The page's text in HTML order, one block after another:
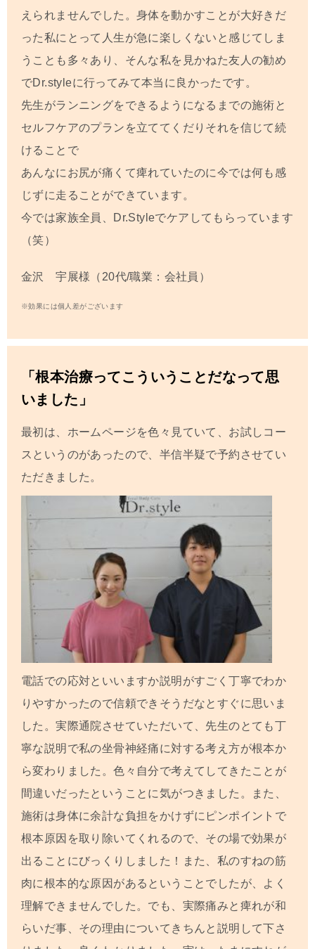
えられませんでした。 身体を動かすことが大好きだ
った私にとって人生が急に楽しくないと感じてしま
うことも多々あり、そんな私を見かねた友人の勧め
でDr.styleに行ってみて本当に良かったです。
先生がランニングをできるようになるまでの施術と
セルフケアのプランを立ててくだりそれを信じて続
けることで
あんなにお尻が痛くて痺れていたのに今では何も感
じずに走ることができています。
今では家族全員、Dr.Styleでケアしてもらっています
（笑）
金沢 宇展様（20代/職業：会社員）
※効果には個人差がございます
「根本治療ってこういうことだなって思
いました」
最初は、ホームページを色々見ていて、お試しコー
スというのがあったので、半信半疑で予約させてい
ただきました。
電話での応対といいますか説明がすごく丁寧でわか
りやすかったので信頼できそうだなとすぐに思いま
した。実際通院させていただいて、先生のとても丁
寧な説明で私の坐骨神経痛に対する考え方が根本か
ら変わりました。色々自分で考えてしてきたことが
間違いだったということに気がつきました。また、
施術は身体に余計な負担をかけずにピンポイントで
根本原因を取り除いてくれるので、その場で効果が
出ることにびっくりしました！また、私のすねの筋
肉に根本的な原因があるということでしたが、よく
理解できませんでした。でも、実際痛みと痺れが和
らいだ事、その理由についてきちんと説明して下さ